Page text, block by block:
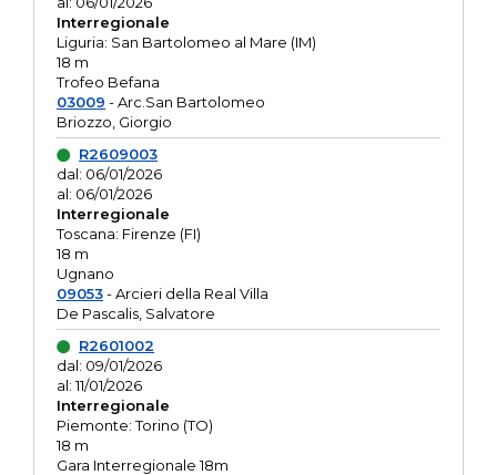
Interregionale
Liguria: San Bartolomeo al Mare (IM)
18 m
Trofeo Befana
03009 - Arc.San Bartolomeo
Briozzo, Giorgio
R2609003
dal: 06/01/2026
al: 06/01/2026
Interregionale
Toscana: Firenze (FI)
18 m
Ugnano
09053- Arcieri della Real Villa
De Pascalis, Salvatore
R2601002
dal: 09/01/2026
al: 11/01/2026
Interregionale
Piemonte: Torino (TO)
18 m
Gara Interregionale 18m